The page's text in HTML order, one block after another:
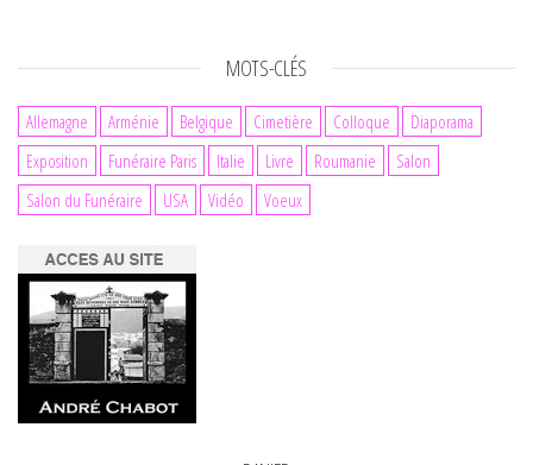
MOTS-CLÉS
Allemagne Arménie Belgique Cimetière Colloque
Diaporama
Exposition
Funéraire Paris Italie Livre Roumanie
Salon
Salon du Funéraire
USA Vidéo Voeux